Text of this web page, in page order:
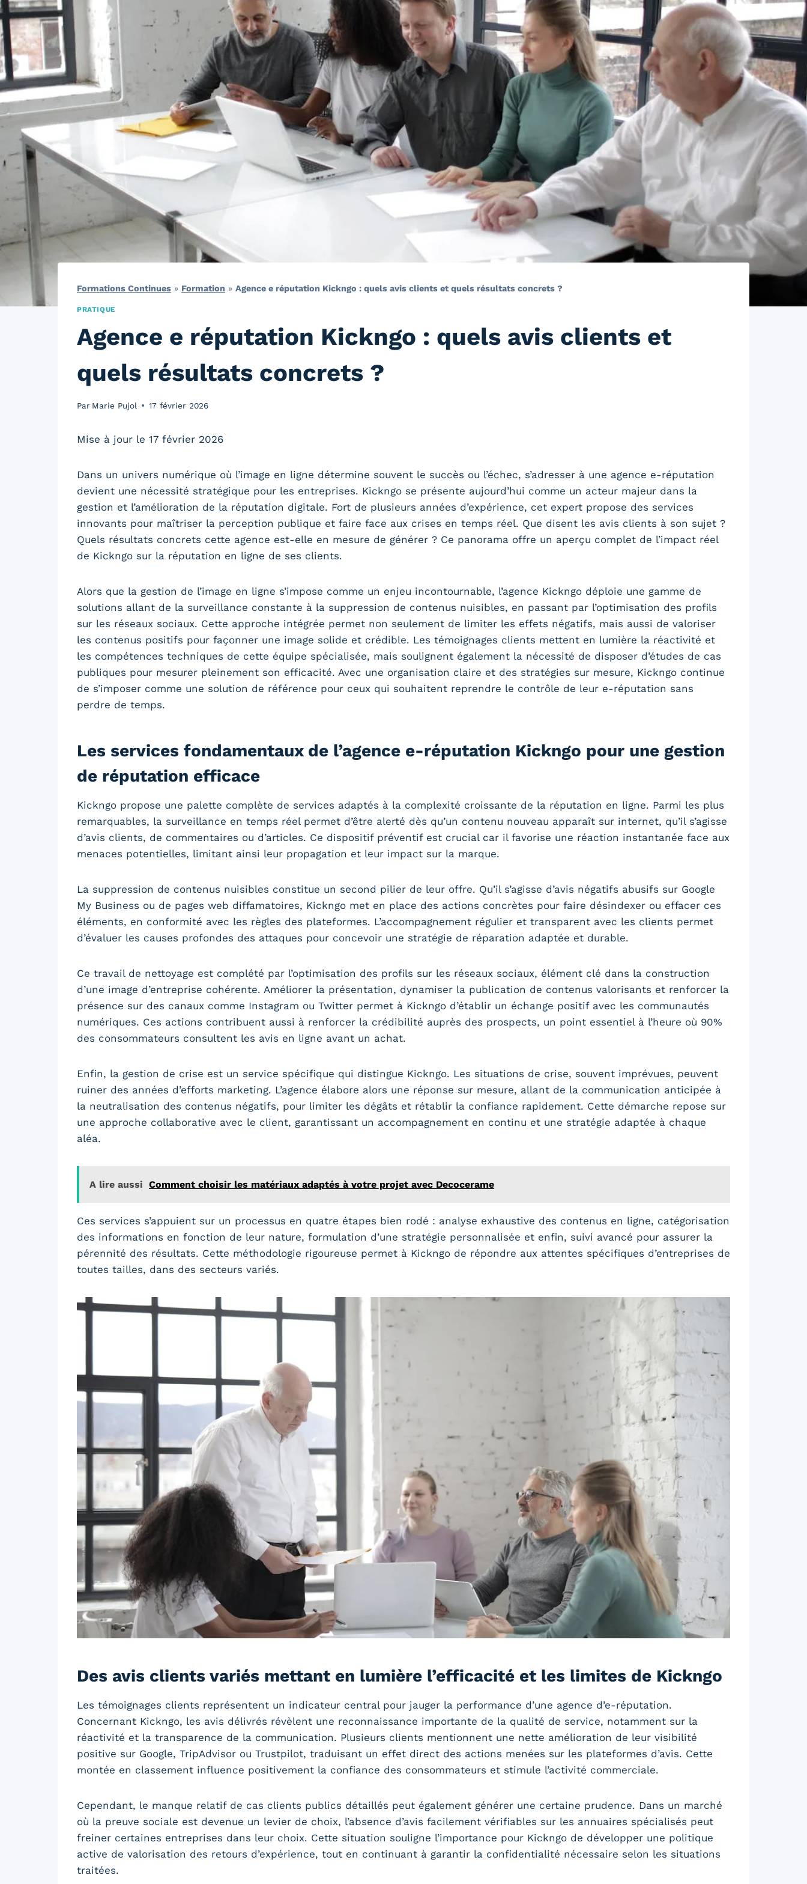
Formations Continues » Formation » Agence e réputation Kickngo : quels avis clients et quels résultats concrets ?
PRATIQUE
Agence e réputation Kickngo : quels avis clients et
quels résultats concrets ?
Par Marie Pujol 17 février 2026
Mise à jour le 17 février 2026
Dans un univers numérique où l’image en ligne détermine souvent le succès ou l’échec, s’adresser à une agence e-réputation
devient une nécessité stratégique pour les entreprises. Kickngo se présente aujourd’hui comme un acteur majeur dans la
gestion et l’amélioration de la réputation digitale. Fort de plusieurs années d’expérience, cet expert propose des services
innovants pour maîtriser la perception publique et faire face aux crises en temps réel. Que disent les avis clients à son sujet ?
Quels résultats concrets cette agence est-elle en mesure de générer ? Ce panorama offre un aperçu complet de l’impact réel
de Kickngo sur la réputation en ligne de ses clients.
Alors que la gestion de l’image en ligne s’impose comme un enjeu incontournable, l’agence Kickngo déploie une gamme de
solutions allant de la surveillance constante à la suppression de contenus nuisibles, en passant par l’optimisation des profils
sur les réseaux sociaux. Cette approche intégrée permet non seulement de limiter les effets négatifs, mais aussi de valoriser
les contenus positifs pour façonner une image solide et crédible. Les témoignages clients mettent en lumière la réactivité et
les compétences techniques de cette équipe spécialisée, mais soulignent également la nécessité de disposer d’études de cas
publiques pour mesurer pleinement son efficacité. Avec une organisation claire et des stratégies sur mesure, Kickngo continue
de s’imposer comme une solution de référence pour ceux qui souhaitent reprendre le contrôle de leur e-réputation sans
perdre de temps.
Les services fondamentaux de l’agence e-réputation Kickngo pour une gestion
de réputation efficace
Kickngo propose une palette complète de services adaptés à la complexité croissante de la réputation en ligne. Parmi les plus
remarquables, la surveillance en temps réel permet d’être alerté dès qu’un contenu nouveau apparaît sur internet, qu’il s’agisse
d’avis clients, de commentaires ou d’articles. Ce dispositif préventif est crucial car il favorise une réaction instantanée face aux
menaces potentielles, limitant ainsi leur propagation et leur impact sur la marque.
La suppression de contenus nuisibles constitue un second pilier de leur offre. Qu’il s’agisse d’avis négatifs abusifs sur Google
My Business ou de pages web diffamatoires, Kickngo met en place des actions concrètes pour faire désindexer ou effacer ces
éléments, en conformité avec les règles des plateformes. L’accompagnement régulier et transparent avec les clients permet
d’évaluer les causes profondes des attaques pour concevoir une stratégie de réparation adaptée et durable.
Ce travail de nettoyage est complété par l’optimisation des profils sur les réseaux sociaux, élément clé dans la construction
d’une image d’entreprise cohérente. Améliorer la présentation, dynamiser la publication de contenus valorisants et renforcer la
présence sur des canaux comme Instagram ou Twitter permet à Kickngo d’établir un échange positif avec les communautés
numériques. Ces actions contribuent aussi à renforcer la crédibilité auprès des prospects, un point essentiel à l’heure où 90%
des consommateurs consultent les avis en ligne avant un achat.
Enfin, la gestion de crise est un service spécifique qui distingue Kickngo. Les situations de crise, souvent imprévues, peuvent
ruiner des années d’efforts marketing. L’agence élabore alors une réponse sur mesure, allant de la communication anticipée à
la neutralisation des contenus négatifs, pour limiter les dégâts et rétablir la confiance rapidement. Cette démarche repose sur
une approche collaborative avec le client, garantissant un accompagnement en continu et une stratégie adaptée à chaque
aléa.
A lire aussi Comment choisir les matériaux adaptés à votre projet avec Decocerame
Ces services s’appuient sur un processus en quatre étapes bien rodé : analyse exhaustive des contenus en ligne, catégorisation
des informations en fonction de leur nature, formulation d’une stratégie personnalisée et enfin, suivi avancé pour assurer la
pérennité des résultats. Cette méthodologie rigoureuse permet à Kickngo de répondre aux attentes spécifiques d’entreprises de
toutes tailles, dans des secteurs variés.
Des avis clients variés mettant en lumière l’efficacité et les limites de Kickngo
Les témoignages clients représentent un indicateur central pour jauger la performance d’une agence d’e-réputation.
Concernant Kickngo, les avis délivrés révèlent une reconnaissance importante de la qualité de service, notamment sur la
réactivité et la transparence de la communication. Plusieurs clients mentionnent une nette amélioration de leur visibilité
positive sur Google, TripAdvisor ou Trustpilot, traduisant un effet direct des actions menées sur les plateformes d’avis. Cette
montée en classement influence positivement la confiance des consommateurs et stimule l’activité commerciale.
Cependant, le manque relatif de cas clients publics détaillés peut également générer une certaine prudence. Dans un marché
où la preuve sociale est devenue un levier de choix, l’absence d’avis facilement vérifiables sur les annuaires spécialisés peut
freiner certaines entreprises dans leur choix. Cette situation souligne l’importance pour Kickngo de développer une politique
active de valorisation des retours d’expérience, tout en continuant à garantir la confidentialité nécessaire selon les situations
traitées.